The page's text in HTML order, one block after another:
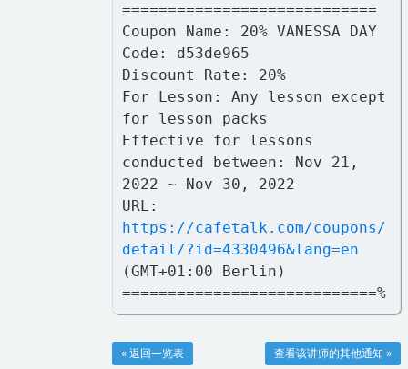
============================
Coupon Name: 20% VANESSA DAY
Code: d53de965
Discount Rate: 20%
For Lesson: Any lesson except
for lesson packs
Effective for lessons
conducted between: Nov 21,
2022 ~ Nov 30, 2022
URL:
https://cafetalk.com/coupons/
detail/?id=4330496&lang=en
(GMT+01:00 Berlin)
============================%
查看该讲师的其他通知 »
« 返回一览表